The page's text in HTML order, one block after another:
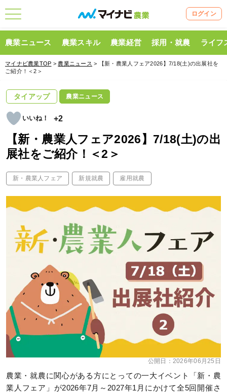
ログイン
農業ニュース 農業スキル 農業経営 採用・就農 ライフ
マイナビ農業TOP > 農業ニュース > 【新・農業人フェア2026】7/18(土)の出展社を
ご紹介！＜2＞
タイアップ 農業ニュース
+2
【新・農業人フェア2026】7/18(土)の出
展社をご紹介！＜2＞
新・農業人フェア 新規就農 雇用就農
公開日： 2026年06月25日
農業・就農に関心がある方にとっての一大イベント「新・農
業人フェア」が2026年7月～2027年1月にかけて全5回開催さ